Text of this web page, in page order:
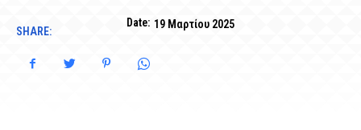
Date: 19 Μαρτίου 2025
SHARE: